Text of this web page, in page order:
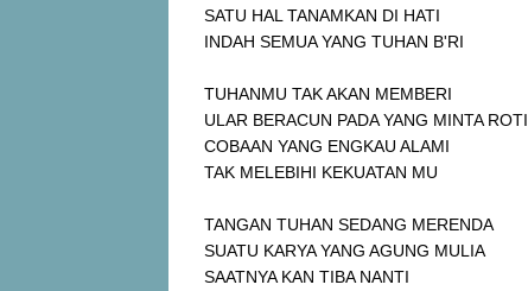
SATU HAL TANAMKAN DI HATI
INDAH SEMUA YANG TUHAN B'RI
TUHANMU TAK AKAN MEMBERI
ULAR BERACUN PADA YANG MINTA ROTI
COBAAN YANG ENGKAU ALAMI
TAK MELEBIHI KEKUATAN MU
TANGAN TUHAN SEDANG MERENDA
SUATU KARYA YANG AGUNG MULIA
SAATNYA KAN TIBA NANTI